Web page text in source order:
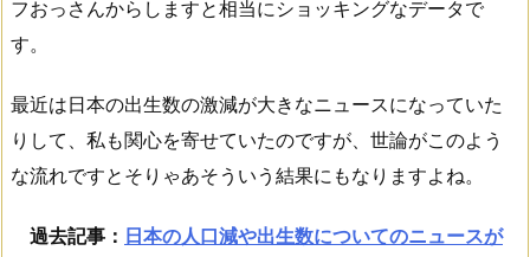
フおっさんからしますと相当にショッキングなデータで
す。
最近は日本の出生数の激減が大きなニュースになっていた
りして、私も関心を寄せていたのですが、世論がこのよう
な流れですとそりゃあそういう結果にもなりますよね。
過去記事： 日本の人口減や出生数についてのニュースが